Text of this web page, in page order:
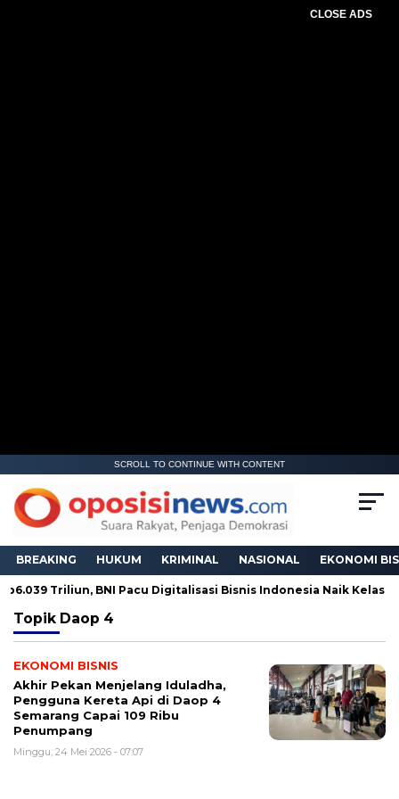
CLOSE ADS
SCROLL TO CONTINUE WITH CONTENT
BREAKING HUKUM KRIMINAL NASIONAL EKONOMI
Triliun, BNI Pacu Digitalisasi Bisnis Indonesia Naik Kelas
Topik Daop 4
EKONOMI BISNIS
Akhir Pekan Menjelang Iduladha,
Pengguna Kereta Api di Daop 4
Semarang Capai 109 Ribu
Penumpang
Minggu, 24 Mei 2026 - 07:07